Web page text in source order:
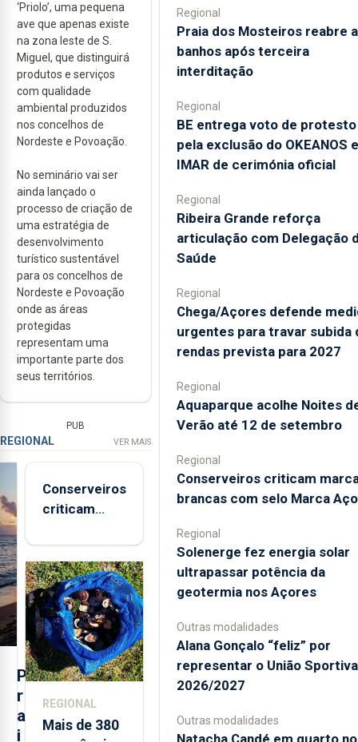
‘Priolo’, uma pequena
ave que apenas existe
na zona leste de S.
Miguel, que distinguirá
produtos e serviços
com qualidade
ambiental produzidos
nos concelhos de
Nordeste e Povoação.
No seminário vai ser
ainda lançado o
processo de criação de
uma estratégia de
desenvolvimento
turístico sustentável
para os concelhos de
Nordeste e Povoação
onde as áreas
protegidas
representam uma
importante parte dos
seus territórios.
PUB
REGIONAL VER MAIS
P
r
a
i
Conserveiros
criticam
brancas com
selo Marca
Açores
REGIONAL
Mais de 380
Regional
Praia dos Mosteiros reabre a
banhos após terceira
interditação
Regional
BE entrega voto de protesto
pela exclusão do OKEANOS e
IMAR de cerimónia oficial
Regional
Ribeira Grande reforça
articulação com Delegação
Saúde
Regional
Chega/Açores defende
urgentes para travar subida
rendas prevista para 2027
Regional
Aquaparque acolhe Noites
Verão até 12 de setembro
Regional
Conserveiros criticam
brancas com selo Marca
Regional
Solenerge fez energia solar
ultrapassar potência da
geotermia nos Açores
Outras modalidades
Alana Gonçalo “feliz” por
representar o União
2026/2027
Outras modalidades
Natacha Candé em quarto no